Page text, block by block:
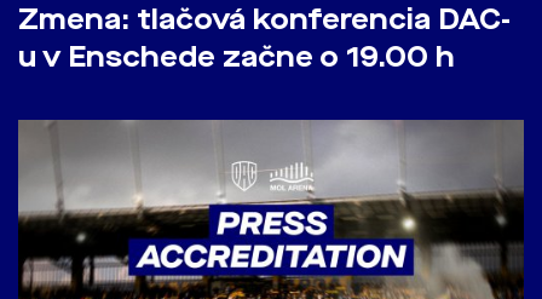
Zmena: tlačová konferencia DAC-
u v Enschede začne o 19.00 h